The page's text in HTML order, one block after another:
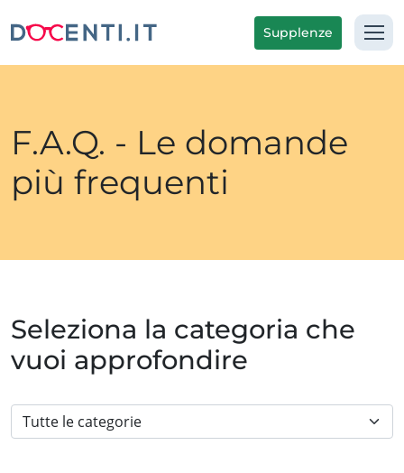
Supplenze
F.A.Q. - Le domande
più frequenti
Seleziona la categoria che
vuoi approfondire